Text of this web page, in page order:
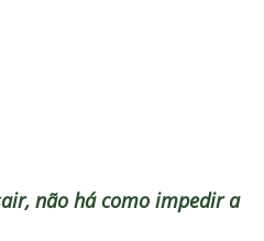
não há como impedir a